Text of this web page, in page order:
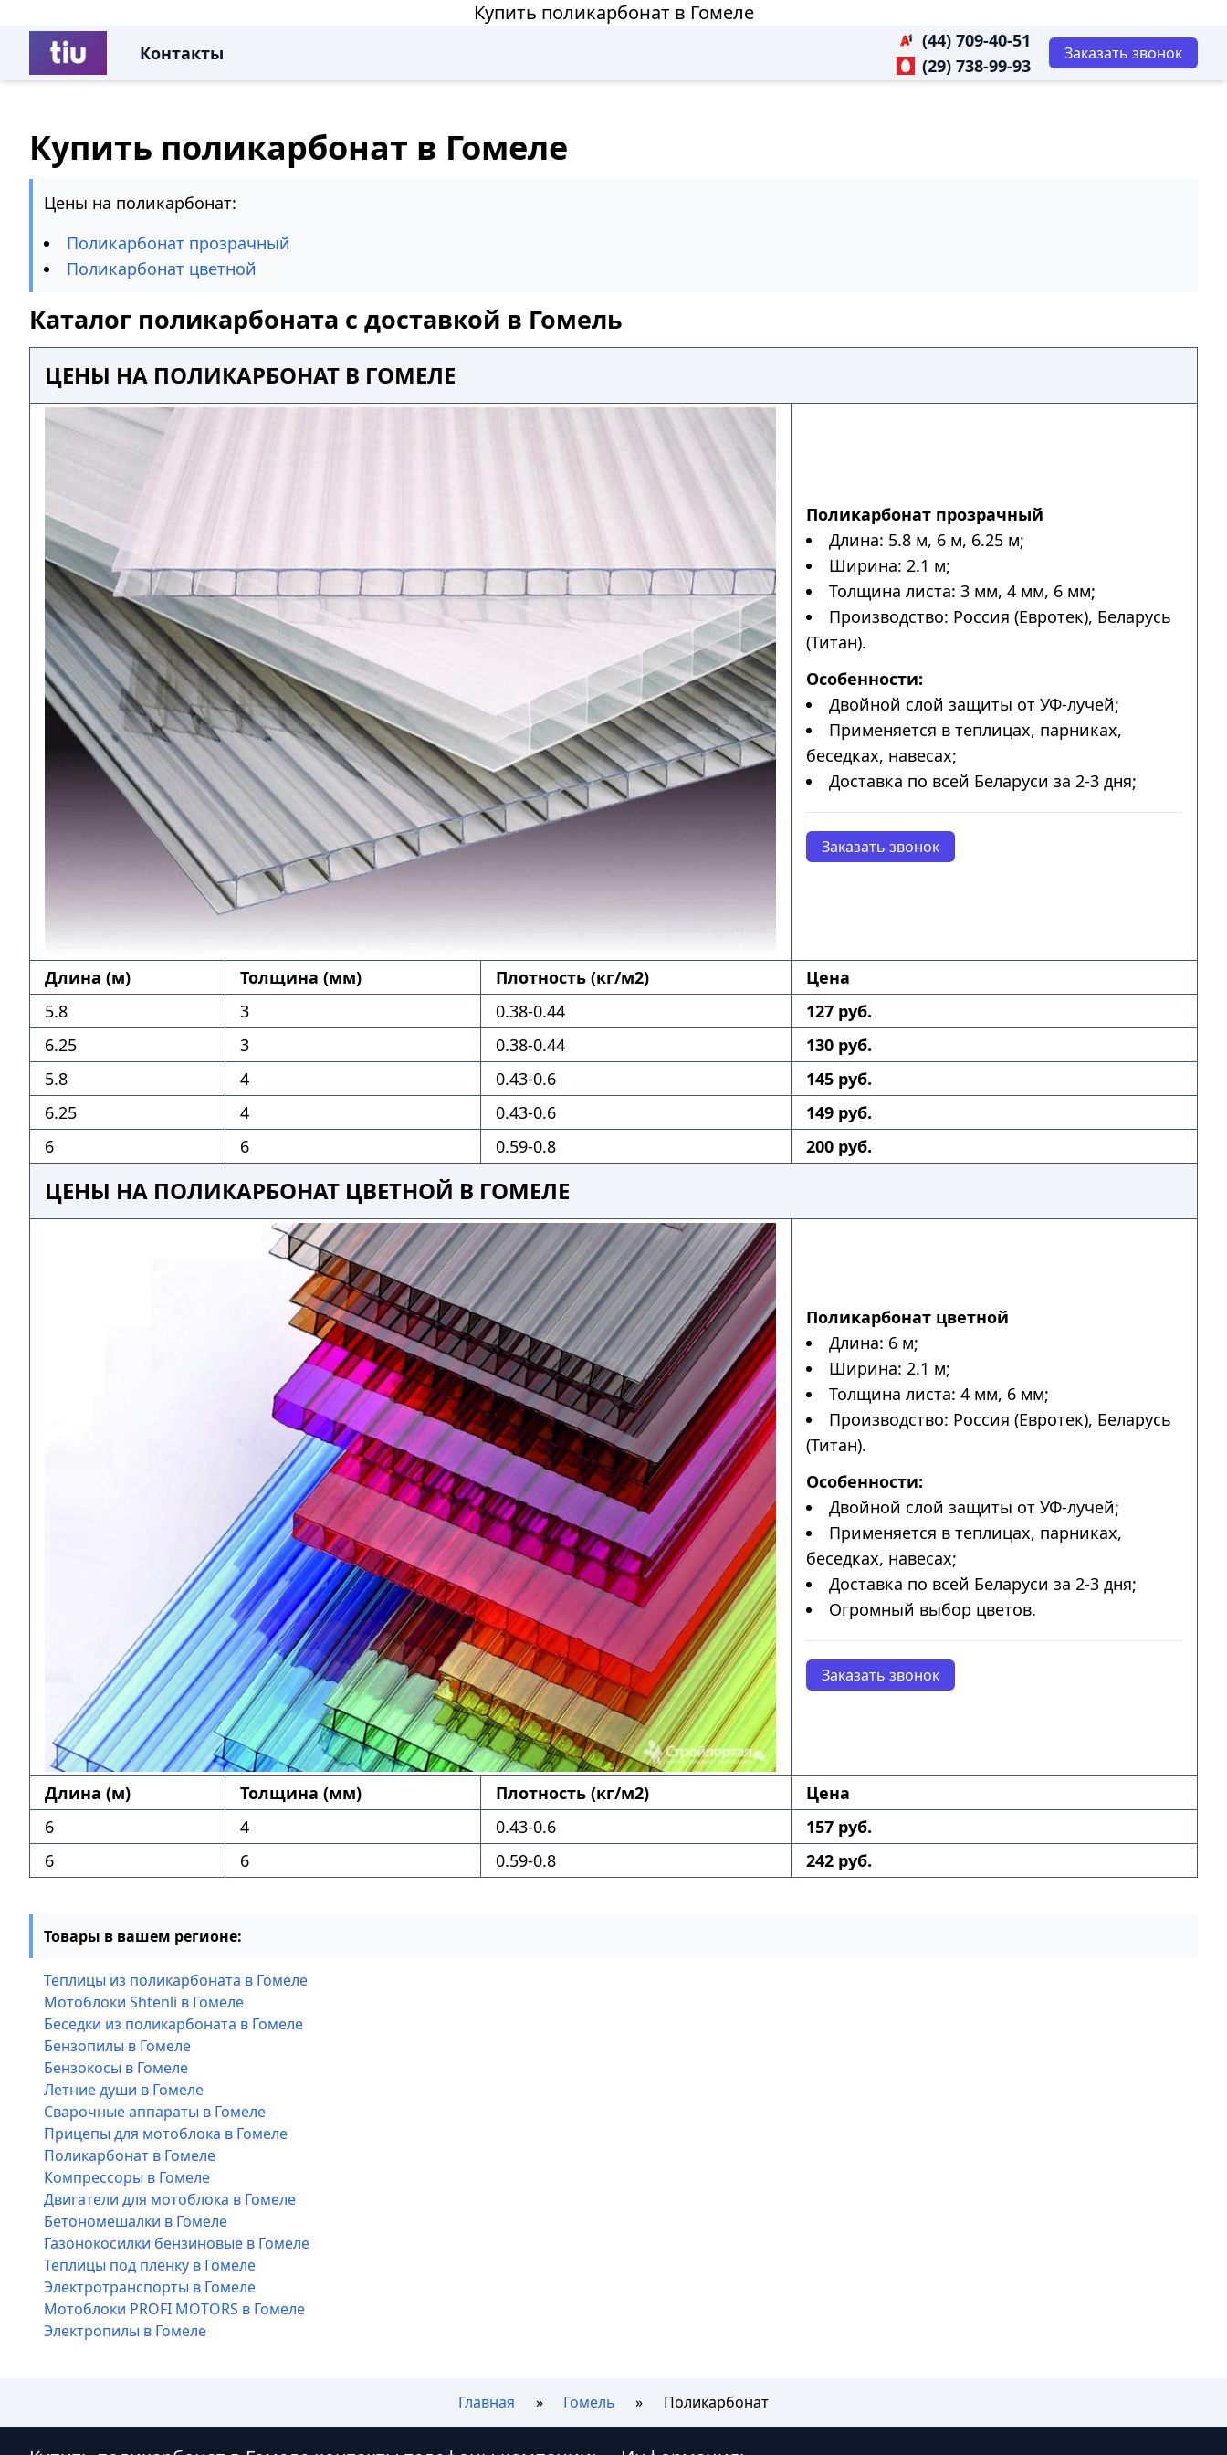
Купить поликарбонат в Гомеле
Контакты
(44) 709-40-51
(29) 738-99-93
Заказать звонок
Купить поликарбонат в Гомеле
Цены на поликарбонат:
Поликарбонат прозрачный
Поликарбонат цветной
Каталог поликарбоната с доставкой в Гомель
ЦЕНЫ НА ПОЛИКАРБОНАТ В ГОМЕЛЕ
Поликарбонат прозрачный
Длина: 5.8 м, 6 м, 6.25 м;
Ширина: 2.1 м;
Толщина листа: 3 мм, 4 мм, 6 мм;
Производство: Россия (Евротек), Беларусь
(Титан).
Особенности:
Двойной слой защиты от УФ-лучей;
Применяется в теплицах, парниках,
беседках, навесах;
Доставка по всей Беларуси за 2-3 дня;
Заказать звонок
Длина (м) Толщина (мм) Плотность (кг/м2)
Цена
5.8
3 0.38-0.44
127 руб.
6.25
3 0.38-0.44
130 руб.
5.8
4 0.43-0.6
145 руб.
6.25
4 0.43-0.6
149 руб.
6
6 0.59-0.8 200 руб.
ЦЕНЫ НА ПОЛИКАРБОНАТ ЦВЕТНОЙ В ГОМЕЛЕ
Поликарбонат цветной
Длина: 6 м;
Ширина: 2.1 м;
Толщина листа: 4 мм, 6 мм;
Производство: Россия (Евротек), Беларусь
(Титан).
Особенности:
Двойной слой защиты от УФ-лучей;
Применяется в теплицах, парниках,
беседках, навесах;
Доставка по всей Беларуси за 2-3 дня;
Огромный выбор цветов.
Заказать звонок
Длина (м) Толщина (мм) Плотность (кг/м2)
Цена
6
4 0.43-0.6
157 руб.
6
6 0.59-0.8 242 руб.
Товары в вашем регионе:
Теплицы из поликарбоната в Гомеле
Мотоблоки Shtenli в Гомеле
Беседки из поликарбоната в Гомеле
Бензопилы в Гомеле
Бензокосы в Гомеле
Летние души в Гомеле
Сварочные аппараты в Гомеле
Прицепы для мотоблока в Гомеле
Поликарбонат в Гомеле
Компрессоры в Гомеле
Двигатели для мотоблока в Гомеле
Бетономешалки в Гомеле
Газонокосилки бензиновые в Гомеле
Теплицы под пленку в Гомеле
Электротранспорты в Гомеле
Мотоблоки PROFI MOTORS в Гомеле
Электропилы в Гомеле
Главная Гомель Поликарбонат